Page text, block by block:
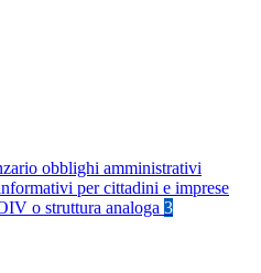
obblighi amministrativi
per cittadini e imprese
o struttura analoga 3